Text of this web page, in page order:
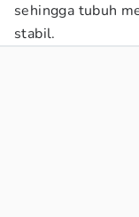
sehingga tubuh
stabil.